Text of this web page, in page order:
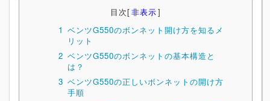
目次[非表示]
1 ベンツG550のボンネット開け方を知るメ
リット
2 ベンツG550のボンネットの基本構造と
は？
3 ベンツG550の正しいボンネットの開け方
手順